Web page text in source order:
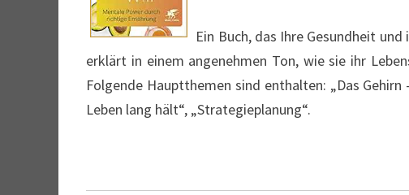
Ein Buch, das Ihre Gesundheit
erklärt in einem angenehmen Ton, wie sie ihr
Folgende Hauptthemen sind enthalten: „Das Gehirn
Leben lang hält“, „Strategieplanung“.